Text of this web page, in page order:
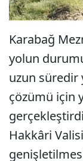
Karabağ
yolun
uzun süredir
çözümü için
Hakkâri